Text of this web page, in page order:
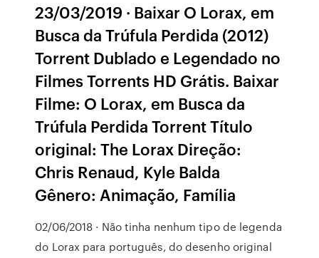
23/03/2019 · Baixar O Lorax, em
Busca da Trúfula Perdida (2012)
Torrent Dublado e Legendado no
Filmes Torrents HD Grátis. Baixar
Filme: O Lorax, em Busca da
Trúfula Perdida Torrent Título
original: The Lorax Direção:
Chris Renaud, Kyle Balda
Gênero: Animação, Família
02/06/2018 · Não tinha nenhum tipo de legenda
do Lorax para português, do desenho original